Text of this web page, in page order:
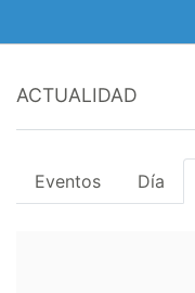
ACTUALIDAD
Eventos Día